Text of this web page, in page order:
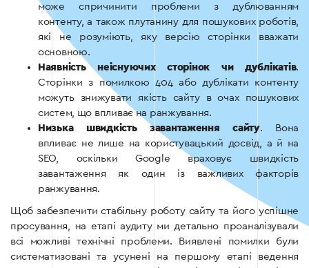
може спричинити проблеми з дублюванням
контенту, а також плутанину для пошукових роботів,
які не розуміють, яку версію сторінки вважати
основною.
Наявність неіснуючих сторінок чи дублікатів.
Сторінки з помилкою 404 або дублікати контенту
можуть знижувати якість сайту в очах пошукових
систем, що впливає на ранжування.
Низька швидкість завантаження сайту. Вона
впливає не лише на користувацький досвід, а й на
SEO, оскільки Google враховує швидкість
завантаження як один із важливих факторів
ранжування.
Щоб забезпечити стабільну роботу сайту та його успішне
просування, на етапі аудиту ми детально проаналізували
всі можливі технічні проблеми. Виявлені помилки були
систематизовані та усунені на першому етапі ведення